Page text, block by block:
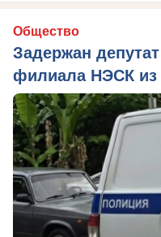
Общество
Задержан
филиала НЭСК из